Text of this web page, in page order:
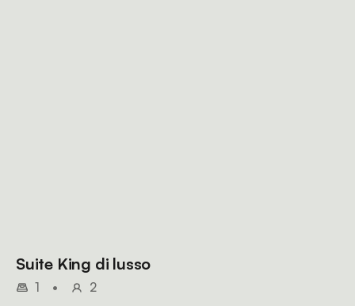
Suite King di lusso
1 •
2